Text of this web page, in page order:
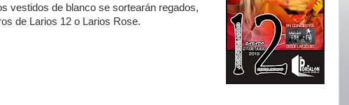
vestidos de blanco se sortearán regados,
de Larios 12 o Larios Rose.